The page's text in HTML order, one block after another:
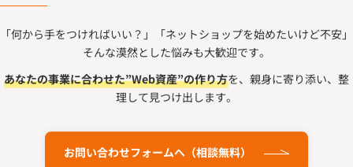
「何から手をつければいい？」「ネットショップを始めたいけど不安」
そんな漠然とした悩みも大歓迎です。
あなたの事業に合わせた”Web資産”の作り方を、親身に寄り添い、整
理して見つけ出します。
お問い合わせフォームへ（相談無料）